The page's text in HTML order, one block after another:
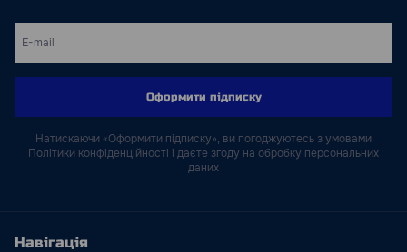
Оформити підписку
Натискаючи «Оформити підписку», ви погоджуютесь з умовами
Політики конфіденційності і даєте згоду на обробку персональних
даних
Навігація